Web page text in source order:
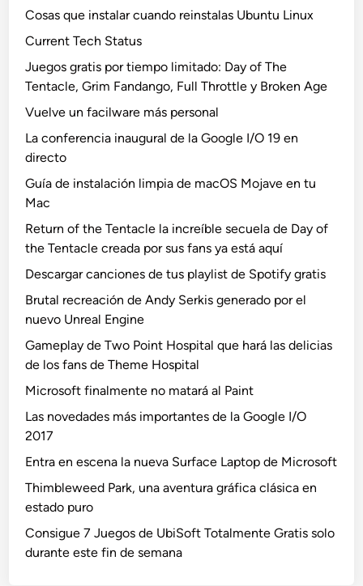
Cosas que instalar cuando reinstalas Ubuntu Linux
Current Tech Status
Juegos gratis por tiempo limitado: Day of The
Tentacle, Grim Fandango, Full Throttle y Broken Age
Vuelve un facilware más personal
La conferencia inaugural de la Google I/O 19 en
directo
Guía de instalación limpia de macOS Mojave en tu
Mac
Return of the Tentacle la increíble secuela de Day of
the Tentacle creada por sus fans ya está aquí
Descargar canciones de tus playlist de Spotify gratis
Brutal recreación de Andy Serkis generado por el
nuevo Unreal Engine
Gameplay de Two Point Hospital que hará las delicias
de los fans de Theme Hospital
Microsoft finalmente no matará al Paint
Las novedades más importantes de la Google I/O
2017
Entra en escena la nueva Surface Laptop de Microsoft
Thimbleweed Park, una aventura gráfica clásica en
estado puro
Consigue 7 Juegos de UbiSoft Totalmente Gratis solo
durante este fin de semana